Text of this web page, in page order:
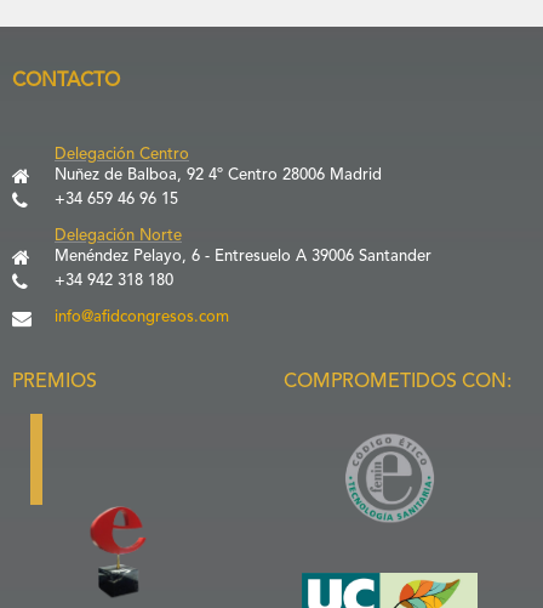
CONTACTO
Delegación Centro
Nuñez de Balboa, 92 4º Centro 28006 Madrid
+34 659 46 96 15
Delegación Norte
Menéndez Pelayo, 6 - Entresuelo A 39006 Santander
+34 942 318 180
info@afidcongresos.com
PREMIOS COMPROMETIDOS CON: